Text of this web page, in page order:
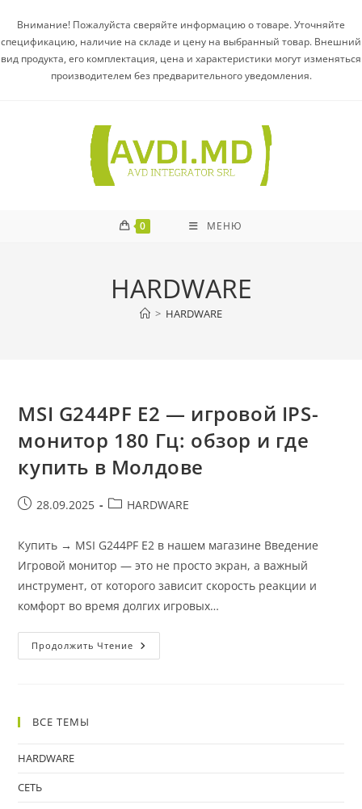
Внимание! Пожалуйста сверяйте информацию о товаре. Уточняйте
спецификацию, наличие на складе и цену на выбранный товар. Внешний
вид продукта, его комплектация, цена и характеристики могут изменяться
производителем без предварительного уведомления.
0 МЕНЮ
HARDWARE
> HARDWARE
MSI G244PF E2 — игровой IPS-
монитор 180 Гц: обзор и где
купить в Молдове
28.09.2025 HARDWARE
Купить → MSI G244PF E2 в нашем магазине Введение
Игровой монитор — это не просто экран, а важный
инструмент, от которого зависит скорость реакции и
комфорт во время долгих игровых…
Продолжить Чтение
ВСЕ ТЕМЫ
HARDWARE
СЕТЬ